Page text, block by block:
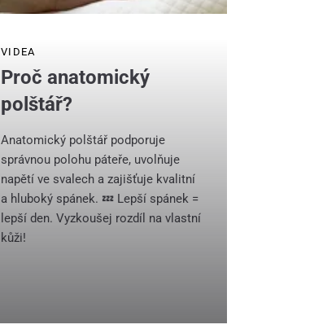
VIDEA
Proč anatomický
polštář?
Anatomický polštář podporuje
správnou polohu páteře, uvolňuje
napětí ve svalech a zajišťuje kvalitní
a hluboký spánek. 💤 Lepší spánek =
lepší den. Vyzkoušej rozdíl na vlastní
kůži!